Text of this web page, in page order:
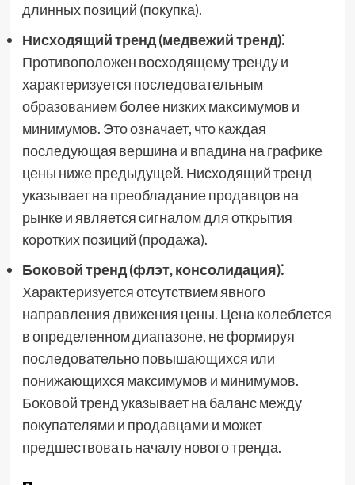
длинных позиций (покупка).
Нисходящий тренд (медвежий тренд)⁚
Противоположен восходящему тренду и
характеризуется последовательным
образованием более низких максимумов и
минимумов. Это означает, что каждая
последующая вершина и впадина на графике
цены ниже предыдущей. Нисходящий тренд
указывает на преобладание продавцов на
рынке и является сигналом для открытия
коротких позиций (продажа).
Боковой тренд (флэт, консолидация)⁚
Характеризуется отсутствием явного
направления движения цены. Цена колеблется
в определенном диапазоне, не формируя
последовательно повышающихся или
понижающихся максимумов и минимумов.
Боковой тренд указывает на баланс между
покупателями и продавцами и может
предшествовать началу нового тренда.